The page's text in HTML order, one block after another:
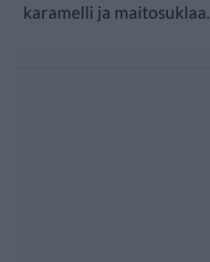
karamelli ja maitosuklaa.